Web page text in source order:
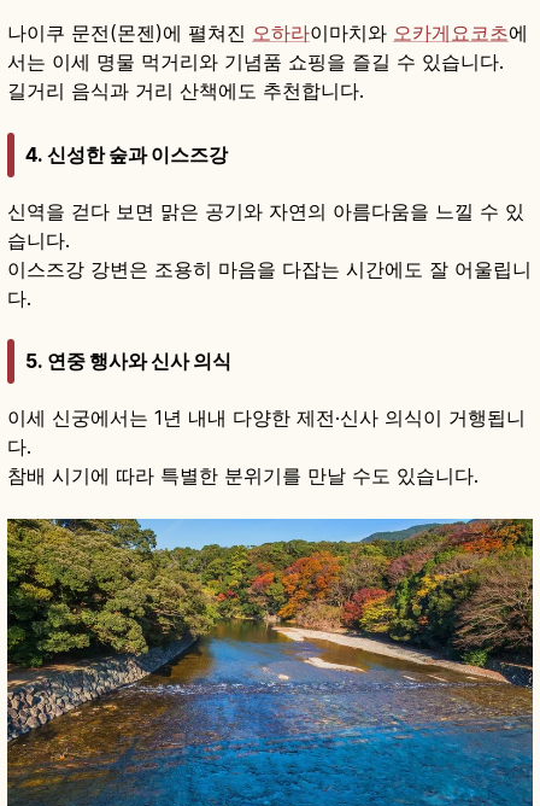
나이쿠 문전(몬젠)에 펼쳐진 오하라이마치와 오카게요코초에
서는 이세 명물 먹거리와 기념품 쇼핑을 즐길 수 있습니다.
길거리 음식과 거리 산책에도 추천합니다.
4. 신성한 숲과 이스즈강
신역을 걷다 보면 맑은 공기와 자연의 아름다움을 느낄 수 있
습니다.
이스즈강 강변은 조용히 마음을 다잡는 시간에도 잘 어울립니
다.
5. 연중 행사와 신사 의식
이세 신궁에서는 1년 내내 다양한 제전·신사 의식이 거행됩니
다.
참배 시기에 따라 특별한 분위기를 만날 수도 있습니다.